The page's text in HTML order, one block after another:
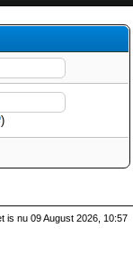
)
is nu 09 August 2026, 10:57